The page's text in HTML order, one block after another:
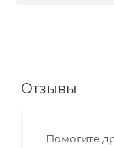
Отзывы
Помогите